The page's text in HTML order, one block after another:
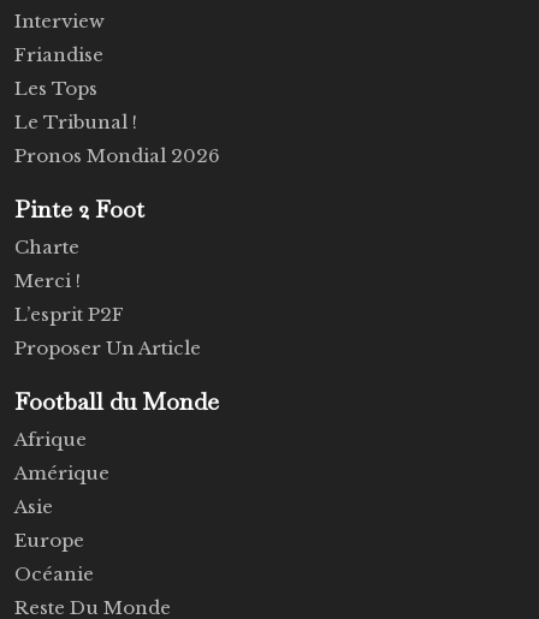
Interview
Friandise
Les Tops
Le Tribunal !
Pronos Mondial 2026
Pinte 2 Foot
Charte
Merci !
L’esprit P2F
Proposer Un Article
Football du Monde
Afrique
Amérique
Asie
Europe
Océanie
Reste Du Monde